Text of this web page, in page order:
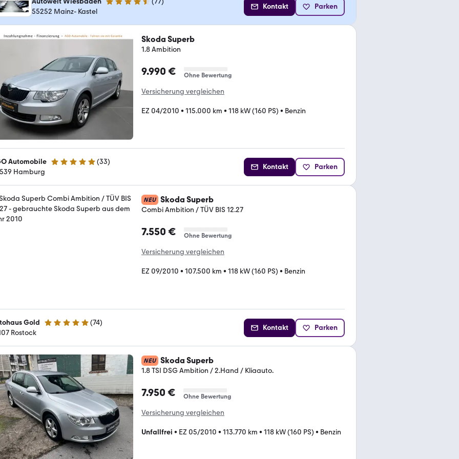
4.6 Sterne
55252 Mainz- Kastel
Kontakt Parken
Skoda Superb
1.8 Ambition
9.990 € Ohne Bewertung
Versicherung vergleichen
EZ 04/2010 • 115.000 km • 118 kW (160 PS) • Benzin
Automobile 5 Sterne (33)
Hamburg
Kontakt Parken
NEU Skoda Superb
Combi Ambition / TÜV BIS 12.27
7.550 € Ohne Bewertung
Versicherung vergleichen
EZ 09/2010 • 107.500 km • 118 kW (160 PS) • Benzin
Gold 5 Sterne (74)
Rostock
Kontakt Parken
NEU Skoda Superb
1.8 TSI DSG Ambition / 2.Hand / Kliaauto.
7.950 € Ohne Bewertung
Versicherung vergleichen
Unfallfrei • EZ 05/2010 • 113.770 km • 118 kW (160 PS) • Benzin